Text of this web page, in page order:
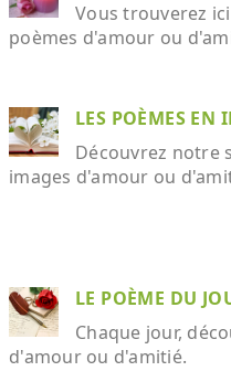
Vous trouverez
poèmes d'amour ou
LES POÈMES EN
Découvrez notre
images d'amour ou
LE POÈME DU
Chaque jour,
d'amour ou d'amitié.